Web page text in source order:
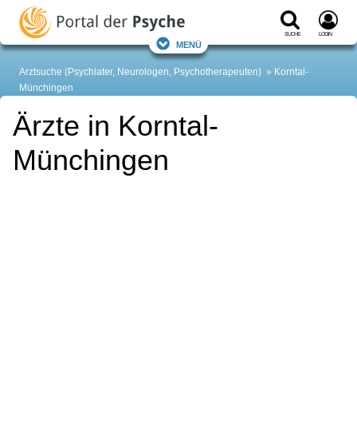
Suche Login
Menü
Arztsuche (Psychiater, Neurologen, Psychotherapeuten)
Korntal-
Münchingen
Ärzte in Korntal-
Münchingen